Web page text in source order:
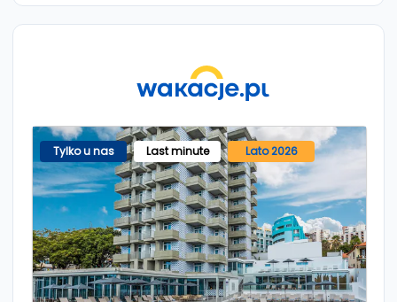
Tylko u nas Last minute Lato 2026